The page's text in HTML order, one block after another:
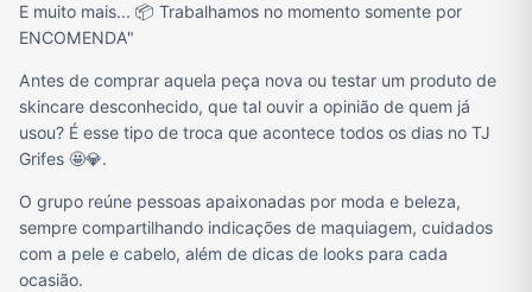
E muito mais... 📦 Trabalhamos no momento somente por
ENCOMENDA"
Antes de comprar aquela peça nova ou testar um produto de
skincare desconhecido, que tal ouvir a opinião de quem já
usou? É esse tipo de troca que acontece todos os dias no TJ
Grifes 🤩💎.
O grupo reúne pessoas apaixonadas por moda e beleza,
sempre compartilhando indicações de maquiagem, cuidados
com a pele e cabelo, além de dicas de looks para cada
ocasião.